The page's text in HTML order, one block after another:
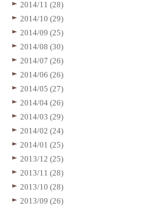
2014/11 (28)
2014/10 (29)
2014/09 (25)
2014/08 (30)
2014/07 (26)
2014/06 (26)
2014/05 (27)
2014/04 (26)
2014/03 (29)
2014/02 (24)
2014/01 (25)
2013/12 (25)
2013/11 (28)
2013/10 (28)
2013/09 (26)